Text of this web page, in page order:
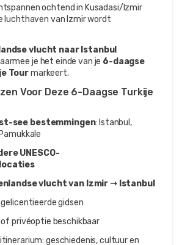
ochtend in Kusadasi/Izmir
luchthaven van Izmir wordt
vlucht naar Istanbul
je het einde van je 6-daagse
Tour markeert.
Voor Deze 6-Daagse Turkije
see bestemmingen: Istanbul,
UNESCO-
vlucht van Izmir ➝ Istanbul
gidsen
privéoptie beschikbaar